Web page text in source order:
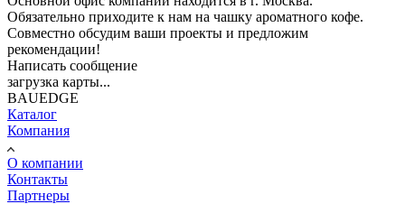
Обязательно приходите к нам на чашку ароматного кофе.
Совместно обсудим ваши проекты и предложим
рекомендации!
Написать сообщение
загрузка карты...
BAUEDGE
Каталог
Компания
О компании
Контакты
Партнеры